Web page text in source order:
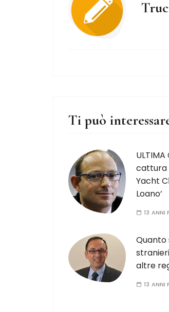
Ti può
cattura
Yacht
Loano’
13 ANNI
Quanto
altre
13 ANNI